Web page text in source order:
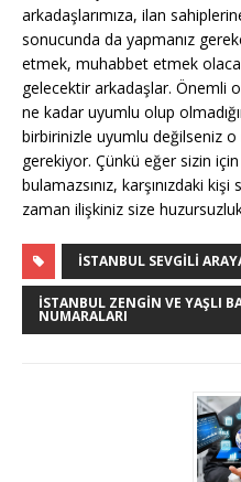
arkadaşlarımıza, ilan
sonucunda da yapmanız
etmek, muhabbet etmek
gelecektir arkadaşlar. Önemli
ne kadar uyumlu olup
birbirinizle uyumlu değilseniz
gerekiyor. Çünkü eğer sizin
bulamazsınız, karşınızdaki
zaman ilişkiniz size
İSTANBUL SEVGILI
İSTANBUL ZENGIN VE YAŞLI
NUMARALARI